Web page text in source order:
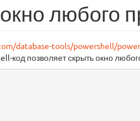
любого
database-tools/powershell/
код позволяет скрыть окно